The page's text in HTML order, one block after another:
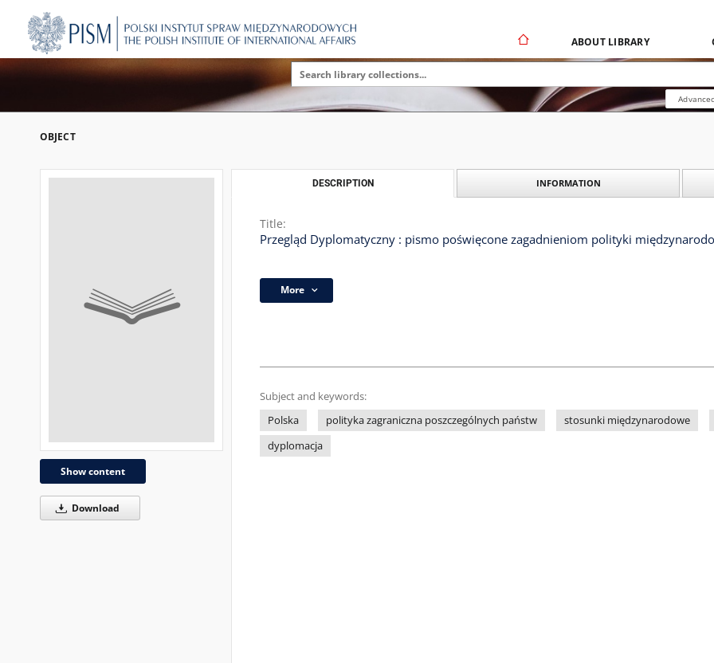
ABOUT LIBRARY
OBJECT
Show content
Download
DESCRIPTION INFORMATION
Title:
Przegląd Dyplomatyczny : pismo poświęcone zagadnieniom polityki
More
Subject and keywords:
Polska
polityka zagraniczna poszczególnych państw stosunki międzynarodowe
dyplomacja